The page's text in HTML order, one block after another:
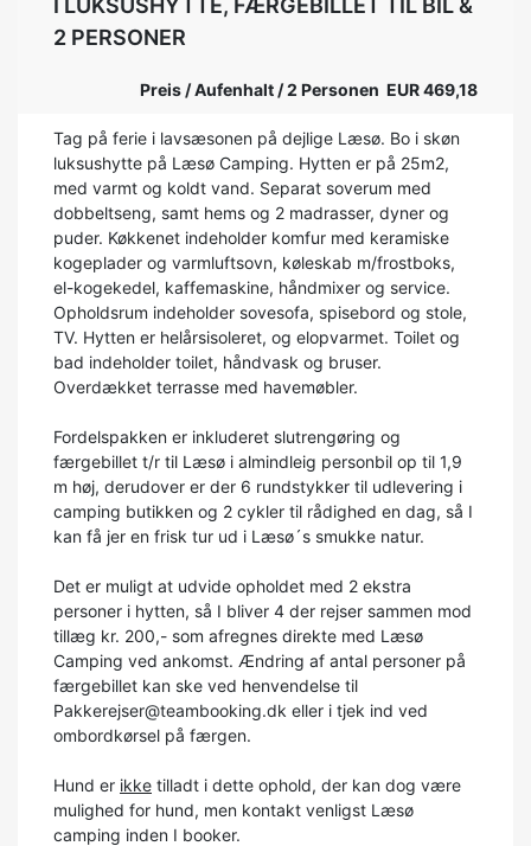
I LUKSUSHYTTE, FÆRGEBILLET TIL BIL &
2 PERSONER
Preis / Aufenhalt / 2 Personen EUR 469,18
Tag på ferie i lavsæsonen på dejlige Læsø. Bo i skøn
luksushytte på Læsø Camping. Hytten er på 25m2,
med varmt og koldt vand. Separat soverum med
dobbeltseng, samt hems og 2 madrasser, dyner og
puder. Køkkenet indeholder komfur med keramiske
kogeplader og varmluftsovn, køleskab m/frostboks,
el-kogekedel, kaffemaskine, håndmixer og service.
Opholdsrum indeholder sovesofa, spisebord og stole,
TV. Hytten er helårsisoleret, og elopvarmet. Toilet og
bad indeholder toilet, håndvask og bruser.
Overdækket terrasse med havemøbler.
Fordelspakken er inkluderet slutrengøring og
færgebillet t/r til Læsø i almindleig personbil op til 1,9
m høj, derudover er der 6 rundstykker til udlevering i
camping butikken og 2 cykler til rådighed en dag, så I
kan få jer en frisk tur ud i Læsø´s smukke natur.
Det er muligt at udvide opholdet med 2 ekstra
personer i hytten, så I bliver 4 der rejser sammen mod
tillæg kr. 200,- som afregnes direkte med Læsø
Camping ved ankomst. Ændring af antal personer på
færgebillet kan ske ved henvendelse til
Pakkerejser@teambooking.dk eller i tjek ind ved
ombordkørsel på færgen.
Hund er ikke tilladt i dette ophold, der kan dog være
mulighed for hund, men kontakt venligst Læsø
camping inden I booker.